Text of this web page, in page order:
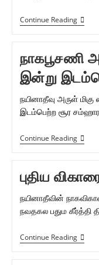
Continue Reading
ஐயப்ப
விரத
ஆரம்ப
நாகபூசணி
இன்று
நயினாதீவு அருள்
இடம்பெற்ற சூர
Continue Reading
அம்பாள்
சூர
புதிய
நயினாதீவின்
நவதகல பதும கீர்த்தி
Continue Readingபுதிய
விகாரை